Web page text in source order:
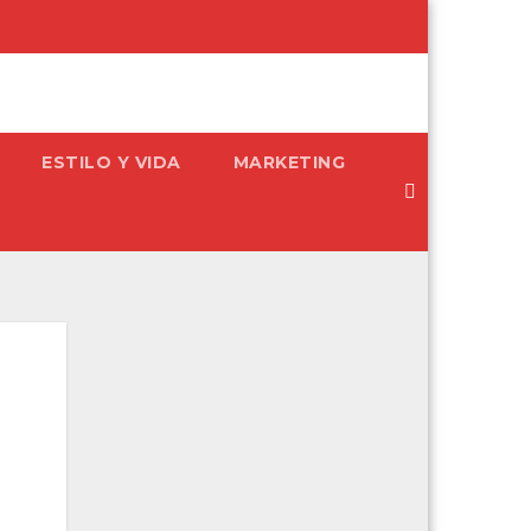
ESTILO Y VIDA MARKETING